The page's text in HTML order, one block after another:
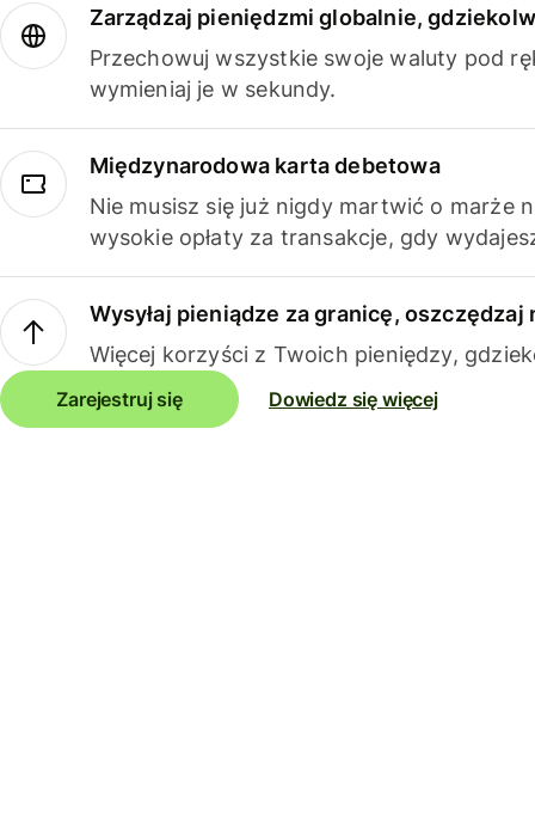
Zarządzaj pieniędzmi globalnie,
Przechowuj wszystkie swoje waluty pod
wymieniaj je w sekundy.
Międzynarodowa karta debetowa
Nie musisz się już nigdy martwić o marże
wysokie opłaty za transakcje, gdy
Wysyłaj pieniądze za granicę, oszczędzaj
Więcej korzyści z Twoich pieniędzy,
Zarejestruj się Dowiedz się więcej